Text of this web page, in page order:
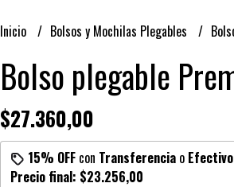
Inicio Bolsos y Mochilas Plegables
Bolso plegable
$27.360,00
15% OFF con Transferencia o Efectivo
Precio final: $23.256,00